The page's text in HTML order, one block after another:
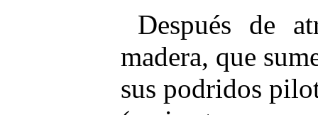
Después de
madera, que
sus podridos